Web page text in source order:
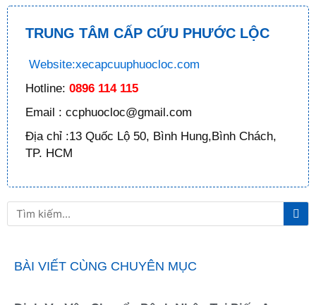
TRUNG TÂM CẤP CỨU PHƯỚC LỘC
Website:xecapcuuphuocloc.com
Hotline: 0896 114 115
Email : ccphuocloc@gmail.com
Địa chỉ :13 Quốc Lộ 50, Bình Hung,Bình Chách,
TP. HCM
Tìm
kiếm
BÀI VIẾT CÙNG CHUYÊN MỤC